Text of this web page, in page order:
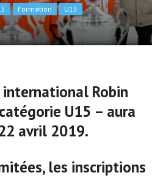
Formation U15
Robin
U15 – aura
avril 2019.
les inscriptions